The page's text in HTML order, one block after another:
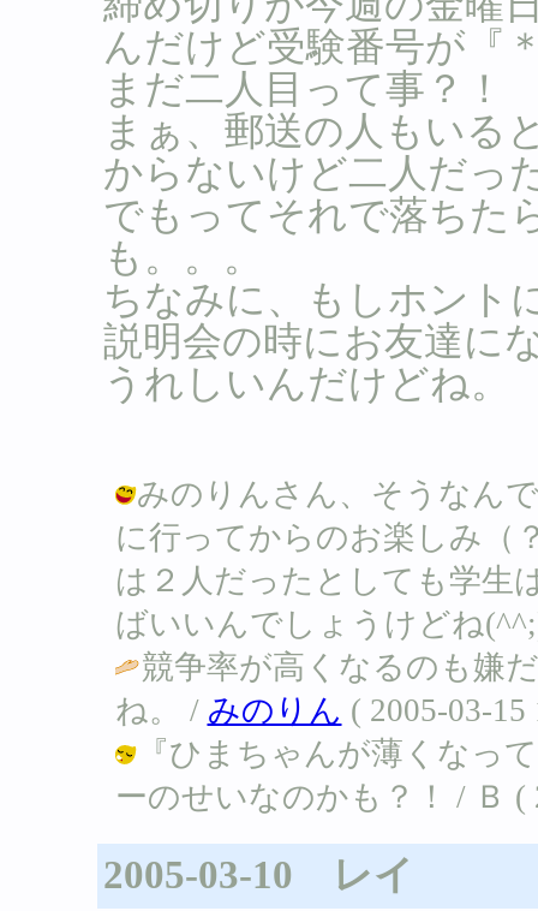
んだけど受験番号が『
まだ二人目って事？！
まぁ、郵送の人もいる
からないけど二人だっ
でもってそれで落ちた
も。。。
ちなみに、もしホント
説明会の時にお友達に
うれしいんだけどね。
みのりんさん、そうなん
に行ってからのお楽しみ
は２人だったとしても学生
ばいいんでしょうけどね
競争率が高くなるのも嫌
ね。 / みのりん ( 2005-03-15
『ひまちゃんが薄くなっ
ーのせいなのかも？！ / Ｂ (
2005-03-10 レイ